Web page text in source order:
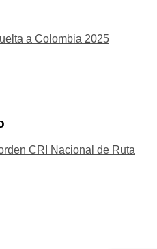
a Colombia 2025
CRI Nacional de Ruta